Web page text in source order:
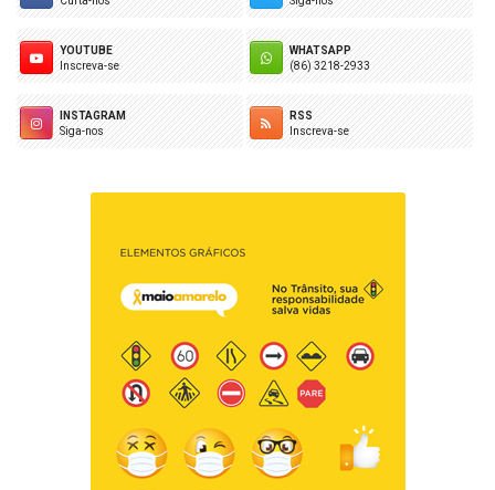
YOUTUBE
Inscreva-se
WHATSAPP
(86) 3218-2933
INSTAGRAM
Siga-nos
RSS
Inscreva-se